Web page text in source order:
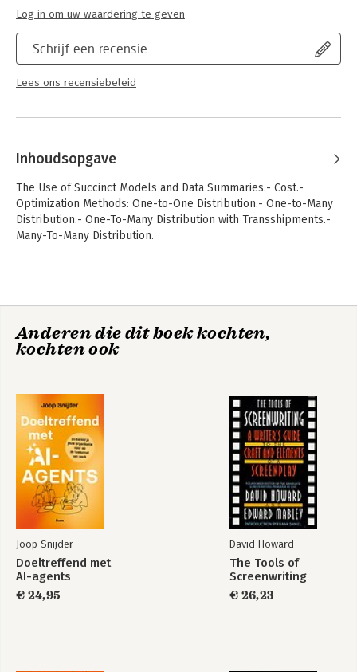
Schrijf een recensie
Lees ons recensiebeleid
Log in om uw waardering te geven
Inhoudsopgave
The Use of Succinct Models and Data Summaries.- Cost.-
Optimization Methods: One-to-One Distribution.- One-to-Many
Distribution.- One-To-Many Distribution with Transshipments.-
Many-To-Many Distribution.
Anderen die dit boek kochten,
kochten ook
Joop Snijder
Doeltreffend met
AI-agents
€ 24,95
David Howard
The Tools of
Screenwriting
€ 26,23